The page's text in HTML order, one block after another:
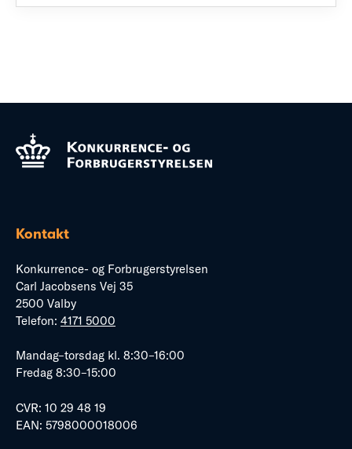
Kontakt
Konkurrence- og Forbrugerstyrelsen
Carl Jacobsens Vej 35
2500 Valby
Telefon: 4171 5000
Mandag–torsdag kl. 8:30–16:00
Fredag 8:30–15:00
CVR: 10 29 48 19
EAN: 5798000018006